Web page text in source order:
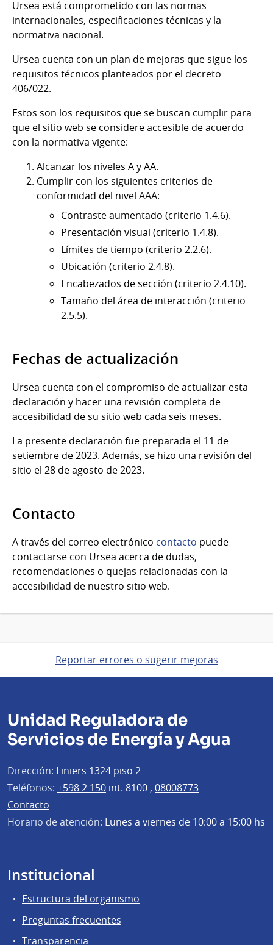
Ursea está comprometido con las normas
internacionales, especificaciones técnicas y la
normativa nacional.
Ursea cuenta con un plan de mejoras que sigue los
requisitos técnicos planteados por el decreto
406/022.
Estos son los requisitos que se buscan cumplir para
que el sitio web se considere accesible de acuerdo
con la normativa vigente:
Alcanzar los niveles A y AA.
Cumplir con los siguientes criterios de
conformidad del nivel AAA:
Contraste aumentado (criterio 1.4.6).
Presentación visual (criterio 1.4.8).
Límites de tiempo (criterio 2.2.6).
Ubicación (criterio 2.4.8).
Encabezados de sección (criterio 2.4.10).
Tamaño del área de interacción (criterio
2.5.5).
Fechas de actualización
Ursea cuenta con el compromiso de actualizar esta
declaración y hacer una revisión completa de
accesibilidad de su sitio web cada seis meses.
La presente declaración fue preparada el 11 de
setiembre de 2023. Además, se hizo una revisión del
sitio el 28 de agosto de 2023.
Contacto
A través del correo electrónico contacto puede
contactarse con Ursea acerca de dudas,
recomendaciones o quejas relacionadas con la
accesibilidad de nuestro sitio web.
Reportar errores o sugerir mejoras
Unidad Reguladora de
Servicios de Energía y Agua
Dirección: Liniers 1324 piso 2
Teléfonos: +598 2 150 int. 8100 , 08008773
Contacto
Horario de atención: Lunes a viernes de 10:00 a 15:00 hs
Institucional
Estructura del organismo
Preguntas frecuentes
Transparencia